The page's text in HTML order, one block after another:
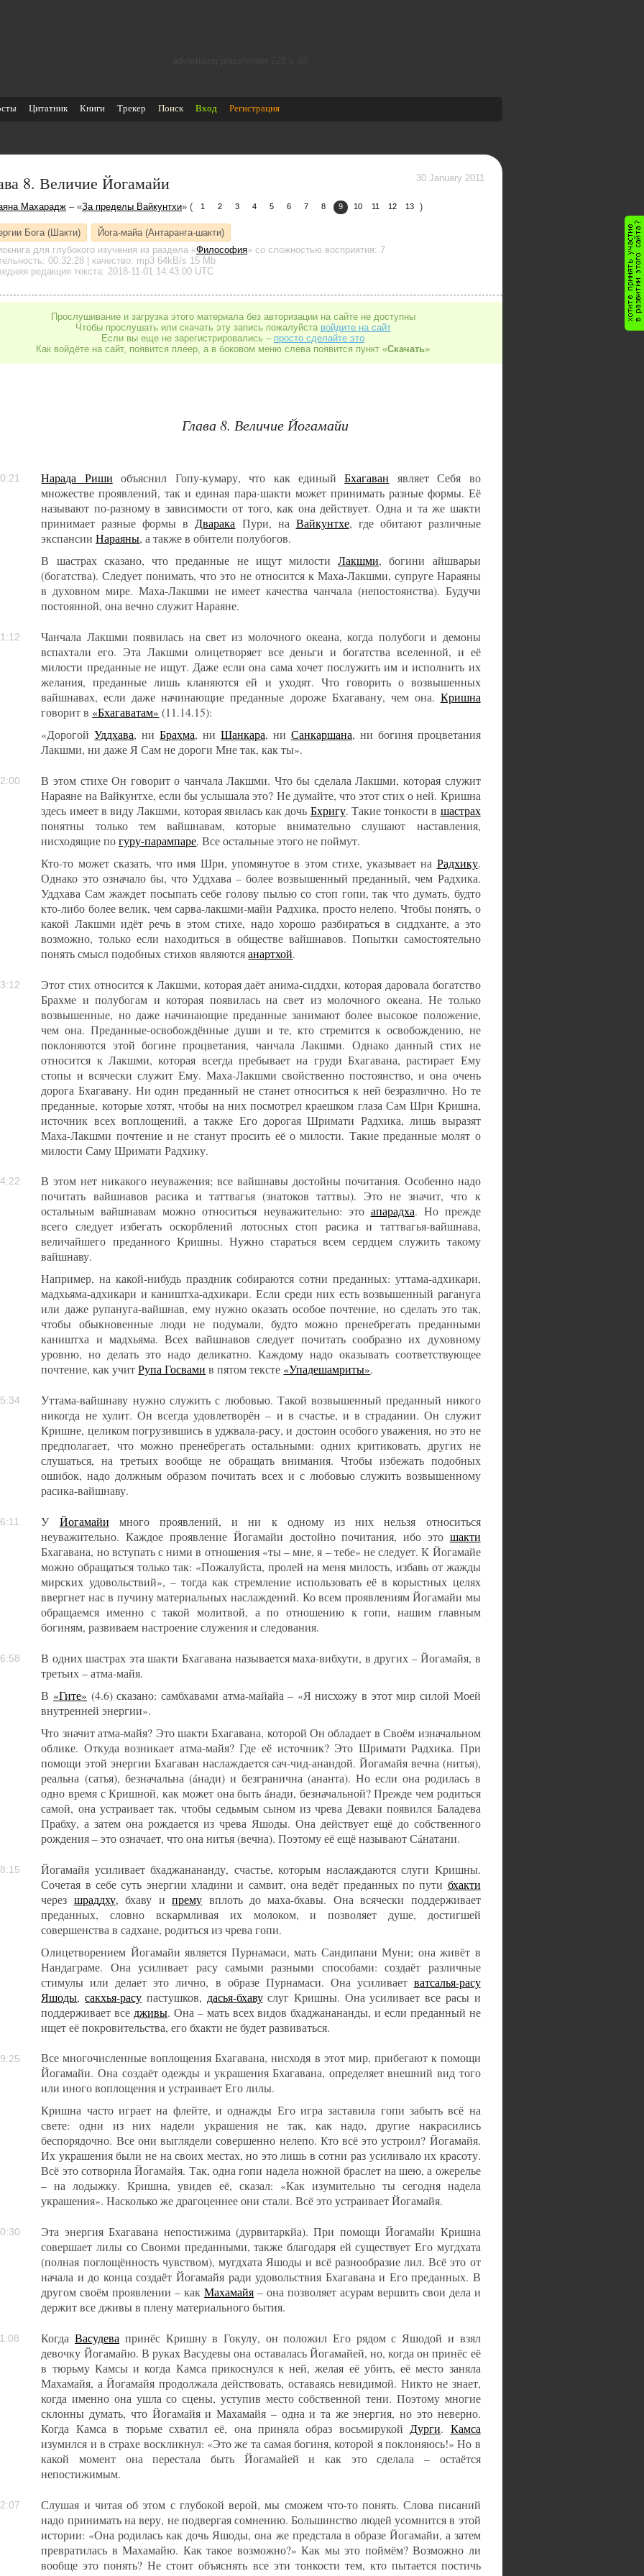
Цитатник Книги Трекер Поиск Вход Регистрация
8. Величие Йогамайи 30 January 2011
Махарадж – «За пределы Вайкунтхи» ( 1 2 3 4 5 6 7 8 9 10 11 12 13 )
Бога (Шакти)
Йога-майа (Антаранга-шакти)
для глубокого изучения из раздела «Философия» со сложностью восприятия: 7
00:32:28 | качество: mp3 64kB/s 15 Mb
редакция текста: 2018-11-01 14:43:00 UTC
Прослушивание и загрузка этого материала без авторизации на сайте не доступны
Чтобы прослушать или скачать эту запись пожалуйста войдите на сайт
Если вы еще не зарегистрировались – просто сделайте это
Как войдёте на сайт, появится плеер, а в боковом меню слева появится пункт «Скачать»
Глава 8. Величие Йогамайи
Нарада Риши объяснил Гопу-кумару, что как единыйБхагаван являет Себя во
множестве проявлений, так и единая пара-шакти может принимать разные формы. Её
называют по-разному в зависимости от того, как она действует. Одна и та же шакти
принимает разные формы вДварака Пури, на Вайкунтхе, где обитают различные
экспансииНараяны, а также в обители полубогов.
В шастрах сказано, что преданные не ищут милостиЛакшми, богини айшварьи
(богатства). Следует понимать, что это не относится к Маха-Лакшми, супруге Нараяны
в духовном мире. Маха-Лакшми не имеет качества чанчала (непостоянства). Будучи
постоянной, она вечно служит Нараяне.
Чанчала Лакшми появилась на свет из молочного океана, когда полубоги и демоны
вспахтали его. Эта Лакшми олицетворяет все деньги и богатства вселенной, и её
милости преданные не ищут. Даже если она сама хочет послужить им и исполнить их
желания, преданные лишь кланяются ей и уходят. Что говорить о возвышенных
вайшнавах, если даже начинающие преданные дороже Бхагавану, чем она. Кришна
говорит в «Бхагаватам» (11.14.15):
«ДорогойУддхава, ниБрахма, ниШанкара, ни Санкаршана, ни богиня процветания
Лакшми, ни даже Я Сам не дороги Мне так, как ты».
В этом стихе Он говорит о чанчала Лакшми. Что бы сделала Лакшми, которая служит
Нараяне на Вайкунтхе, если бы услышала это? Не думайте, что этот стих о ней. Кришна
здесь имеет в виду Лакшми, которая явилась как дочь Бхригу. Такие тонкости в шастрах
понятны только тем вайшнавам, которые внимательно слушают наставления,
нисходящие погуру-парампаре. Все остальные этого не поймут.
Кто-то может сказать, что имя Шри, упомянутое в этом стихе, указывает на Радхику.
Однако это означало бы, что Уддхава – более возвышенный преданный, чем Радхика.
Уддхава Сам жаждет посыпать себе голову пылью со стоп гопи, так что думать, будто
кто-либо более велик, чем сарва-лакшми-майи Радхика, просто нелепо. Чтобы понять, о
какой Лакшми идёт речь в этом стихе, надо хорошо разбираться в сиддханте, а это
возможно, только если находиться в обществе вайшнавов. Попытки самостоятельно
понять смысл подобных стихов являютсяанартхой.
Этот стих относится к Лакшми, которая даёт анима-сиддхи, которая даровала богатство
Брахме и полубогам и которая появилась на свет из молочного океана. Не только
возвышенные, но даже начинающие преданные занимают более высокое положение,
чем она. Преданные-освобождённые души и те, кто стремится к освобождению, не
поклоняются этой богине процветания, чанчала Лакшми. Однако данный стих не
относится к Лакшми, которая всегда пребывает на груди Бхагавана, растирает Ему
стопы и всячески служит Ему. Маха-Лакшми свойственно постоянство, и она очень
дорога Бхагавану. Ни один преданный не станет относиться к ней безразлично. Но те
преданные, которые хотят, чтобы на них посмотрел краешком глаза Сам Шри Кришна,
источник всех воплощений, а также Его дорогая Шримати Радхика, лишь выразят
Маха-Лакшми почтение и не станут просить её о милости. Такие преданные молят о
милости Саму Шримати Радхику.
В этом нет никакого неуважения; все вайшнавы достойны почитания. Особенно надо
почитать вайшнавов расика и таттвагья (знатоков таттвы). Это не значит, что к
остальным вайшнавам можно относиться неуважительно: это апарадха. Но прежде
всего следует избегать оскорблений лотосных стоп расика и таттвагья-вайшнава,
величайшего преданного Кришны. Нужно стараться всем сердцем служить такому
вайшнаву.
Например, на какой-нибудь праздник собираются сотни преданных: уттама-адхикари,
мадхьяма-адхикари и каништха-адхикари. Если среди них есть возвышенный рагануга
или даже рупануга-вайшнав, ему нужно оказать особое почтение, но сделать это так,
чтобы обыкновенные люди не подумали, будто можно пренебрегать преданными
каништха и мадхьяма. Всех вайшнавов следует почитать сообразно их духовному
уровню, но делать это надо деликатно. Каждому надо оказывать соответствующее
почтение, как учитРупа Госвами в пятом тексте «Упадешамриты».
Уттама-вайшнаву нужно служить с любовью. Такой возвышенный преданный никого
никогда не хулит. Он всегда удовлетворён – и в счастье, и в страдании. Он служит
Кришне, целиком погрузившись в уджвала-расу, и достоин особого уважения, но это не
предполагает, что можно пренебрегать остальными: одних критиковать, других не
слушаться, на третьих вообще не обращать внимания. Чтобы избежать подобных
ошибок, надо должным образом почитать всех и с любовью служить возвышенному
расика-вайшнаву.
У Йогамайи много проявлений, и ни к одному из них нельзя относиться
неуважительно. Каждое проявление Йогамайи достойно почитания, ибо это шакти
Бхагавана, но вступать с ними в отношения «ты – мне, я – тебе» не следует. К Йогамайе
можно обращаться только так: «Пожалуйста, пролей на меня милость, избавь от жажды
мирских удовольствий», – тогда как стремление использовать её в корыстных целях
ввергнет нас в пучину материальных наслаждений. Ко всем проявлениям Йогамайи мы
обращаемся именно с такой молитвой, а по отношению к гопи, нашим главным
богиням, развиваем настроение служения и следования.
В одних шастрах эта шакти Бхагавана называется маха-вибхути, в других – Йогамайя, в
третьих – атма-майя.
В «Гите» (4.6) сказано: самбхавами атма-майайа – «Я нисхожу в этот мир силой Моей
внутренней энергии».
Что значит атма-майя? Это шакти Бхагавана, которой Он обладает в Своём изначальном
облике. Откуда возникает атма-майя? Где её источник? Это Шримати Радхика. При
помощи этой энергии Бхагаван наслаждается сач-чид-анандой. Йогамайя вечна (нитья),
реальна (сатья), безначальна (áнади) и безгранична (ананта). Но если она родилась в
одно время с Кришной, как может она быть áнади, безначальной? Прежде чем родиться
самой, она устраивает так, чтобы седьмым сыном из чрева Деваки появился Баладева
Прабху, а затем она рождается из чрева Яшоды. Она действует ещё до собственного
рождения – это означает, что она нитья (вечна). Поэтому её ещё называют Сáнатани.
Йогамайя усиливает бхаджанананду, счастье, которым наслаждаются слуги Кришны.
Сочетая в себе суть энергии хладини и самвит, она ведёт преданных по пути бхакти
через шраддху, бхаву ипрему вплоть до маха-бхавы. Она всячески поддерживает
преданных, словно вскармливая их молоком, и позволяет душе, достигшей
совершенства в садхане, родиться из чрева гопи.
Олицетворением Йогамайи является Пурнамаси, мать Сандипани Муни; она живёт в
Нандаграме. Она усиливает расу самыми разными способами: создаёт различные
стимулы или делает это лично, в образе Пурнамаси. Она усиливает ватсалья-расу
Яшоды,сакхья-расу пастушков, дасья-бхавуслуг Кришны. Она усиливает все расы и
поддерживает все дживы. Она – мать всех видов бхаджанананды, и если преданный не
ищет её покровительства, его бхакти не будет развиваться.
Все многочисленные воплощения Бхагавана, нисходя в этот мир, прибегают к помощи
Йогамайи. Она создаёт одежды и украшения Бхагавана, определяет внешний вид того
или иного воплощения и устраивает Его лилы.
Кришна часто играет на флейте, и однажды Его игра заставила гопи забыть всё на
свете: одни из них надели украшения не так, как надо, другие накрасились
беспорядочно. Все они выглядели совершенно нелепо. Кто всё это устроил? Йогамайя.
Их украшения были не на своих местах, но это лишь в сотни раз усиливало их красоту.
Всё это сотворила Йогамайя. Так, одна гопи надела ножной браслет на шею, а ожерелье
– на лодыжку. Кришна, увидев её, сказал: «Как изумительно ты сегодня надела
украшения». Насколько же драгоценнее они стали. Всё это устраивает Йогамайя.
Эта энергия Бхагавана непостижима (дурвитаркйа). При помощи Йогамайи Кришна
совершает лилы со Своими преданными, также благодаря ей существует Его мугдхата
(полная поглощённость чувством), мугдхата Яшоды и всё разнообразие лил. Всё это от
начала и до конца создаёт Йогамайя ради удовольствия Бхагавана и Его преданных. В
другом своём проявлении – какМахамайя – она позволяет асурам вершить свои дела и
держит все дживы в плену материального бытия.
КогдаВасудева принёс Кришну в Гокулу, он положил Его рядом с Яшодой и взял
девочку Йогамайю. В руках Васудевы она оставалась Йогамайей, но, когда он принёс её
в тюрьму Камсы и когда Камса прикоснулся к ней, желая её убить, её место заняла
Махамайя, а Йогамайя продолжала действовать, оставаясь невидимой. Никто не знает,
когда именно она ушла со сцены, уступив место собственной тени. Поэтому многие
склонны думать, что Йогамайя и Махамайя – одна и та же энергия, но это неверно.
Когда Камса в тюрьме схватил её, она приняла образ восьмирукойДурги. Камса
изумился и в страхе воскликнул: «Это же та самая богиня, которой я поклоняюсь!» Но в
какой момент она перестала быть Йогамайей и как это сделала – остаётся
непостижимым.
Слушая и читая об этом с глубокой верой, мы сможем что-то понять. Слова писаний
надо принимать на веру, не подвергая сомнению. Большинство людей усомнится в этой
истории: «Она родилась как дочь Яшоды, она же предстала в образе Йогамайи, а затем
превратилась в Махамайю. Как такое возможно?» Как мы это поймём? Возможно ли
вообще это понять? Не стоит объяснять все эти тонкости тем, кто пытается постичь